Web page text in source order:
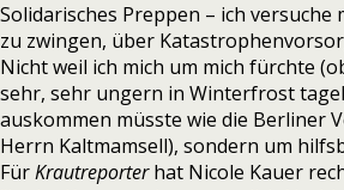
Solidarisches Preppen – ich
zu zwingen, über
Nicht weil ich mich um mich fürchte
sehr, sehr ungern in Winterfrost
auskommen müsste wie die Berliner
Herrn Kaltmamsell), sondern um
FürKrautreporterhat Nicole Kauer